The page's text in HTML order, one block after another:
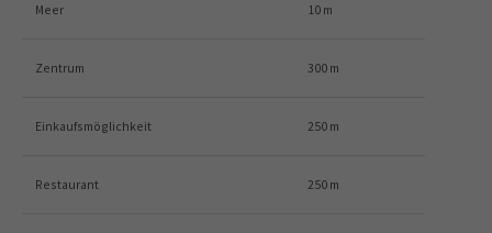
Meer 10 m
Zentrum 300 m
Einkaufsmöglichkeit 250 m
Restaurant 250 m